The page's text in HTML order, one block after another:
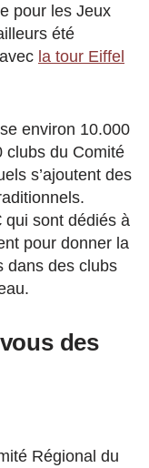
pour les Jeux
été
la tour Eiffel
environ 10.000
clubs du Comité
s’ajoutent des
qui sont dédiés à
pour donner la
dans des clubs
des
Régional du